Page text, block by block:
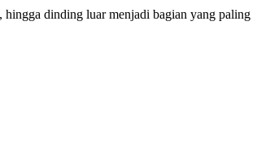
hingga dinding luar menjadi bagian yang paling